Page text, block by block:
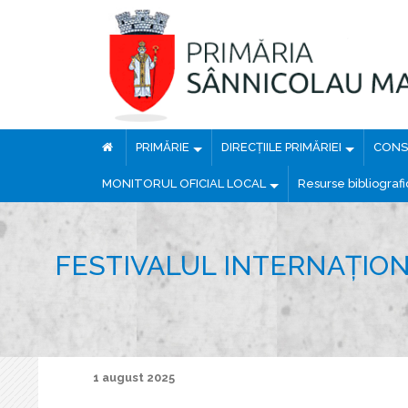
PRIMĂRIE DIRECȚIILE PRIMĂRIEI
MONITORUL OFICIAL LOCAL Resurse
FESTIVALUL
1 august 2025